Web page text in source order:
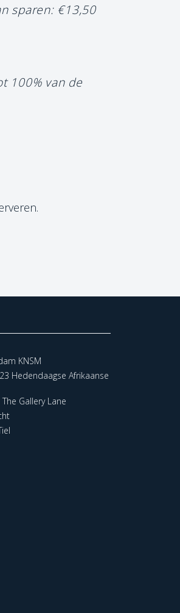
sparen: €13,50
100% van de
KNSM
Hedendaagse Afrikaanse
Gallery Lane